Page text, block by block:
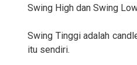
Swing High dan Swing
Swing Tinggi adalah
itu sendiri.